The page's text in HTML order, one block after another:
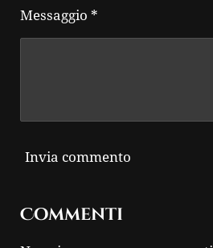
Messaggio *
Invia commento
Commenti